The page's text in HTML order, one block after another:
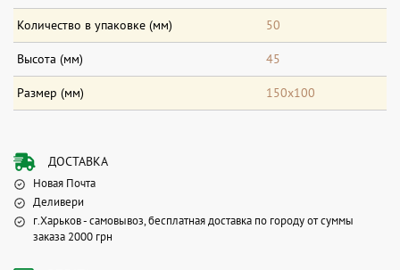
Количество в упаковке (мм) 50
Высота (мм) 45
Размер (мм) 150х100
ДОСТАВКА
Новая Почта
Деливери
г.Харьков - самовывоз, бесплатная доставка по городу от суммы
заказа 2000 грн